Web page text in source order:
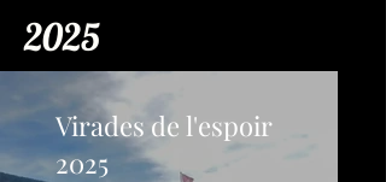
2025
Virades de l'espoir
2025